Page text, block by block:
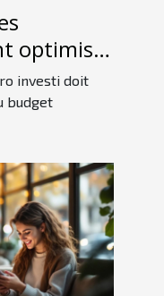
optimiser
?
investi doit
budget